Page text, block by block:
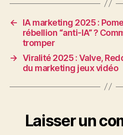
←
IA marketing 2025 :
rébellion “anti-IA” ?
tromper
→ Viralité 2025 : Valve,
du marketing jeux vidéo
Laisser un